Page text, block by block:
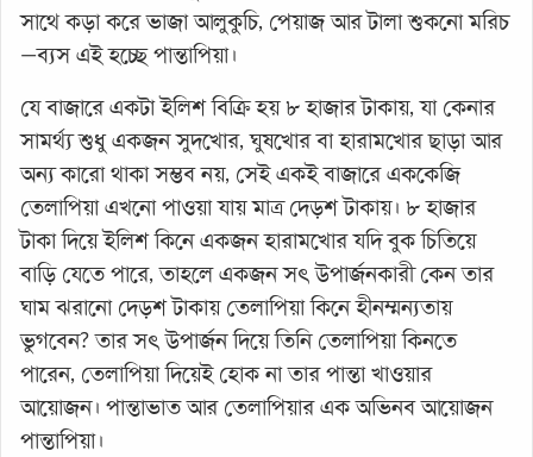
সাথে কড়া করে ভাজা আলুকুচি, পেয়াজ আর টালা শুকনো মরিচ
—ব্যস এই হচ্ছে পান্তাপিয়া।
যে বাজারে একটা ইলিশ বিক্রি হয় ৮ হাজার টাকায়, যা কেনার
সামর্থ্য শুধু একজন সুদখোর, ঘুষখোর বা হারামখোর ছাড়া আর
অন্য কারো থাকা সম্ভব নয়, সেই একই বাজারে এককেজি
তেলাপিয়া এখনো পাওয়া যায় মাত্র দেড়শ টাকায়। ৮ হাজার
টাকা দিয়ে ইলিশ কিনে একজন হারামখোর যদি বুক চিতিয়ে
বাড়ি যেতে পারে, তাহলে একজন সৎ উপার্জনকারী কেন তার
ঘাম ঝরানো দেড়শ টাকায় তেলাপিয়া কিনে হীনম্মন্যতায়
ভুগবেন? তার সৎ উপার্জন দিয়ে তিনি তেলাপিয়া কিনতে
পারেন, তেলাপিয়া দিয়েই হোক না তার পান্তা খাওয়ার
আয়োজন। পান্তাভাত আর তেলাপিয়ার এক অভিনব আয়োজন
পান্তাপিয়া।